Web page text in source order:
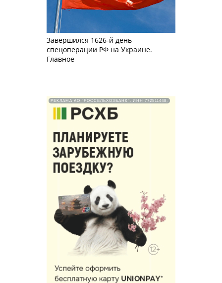
Завершился 1626-й день
спецоперации РФ на Украине.
Главное
РЕКЛАМА АО "РОССЕЛЬХОЗБАНК". ИНН 772511448.